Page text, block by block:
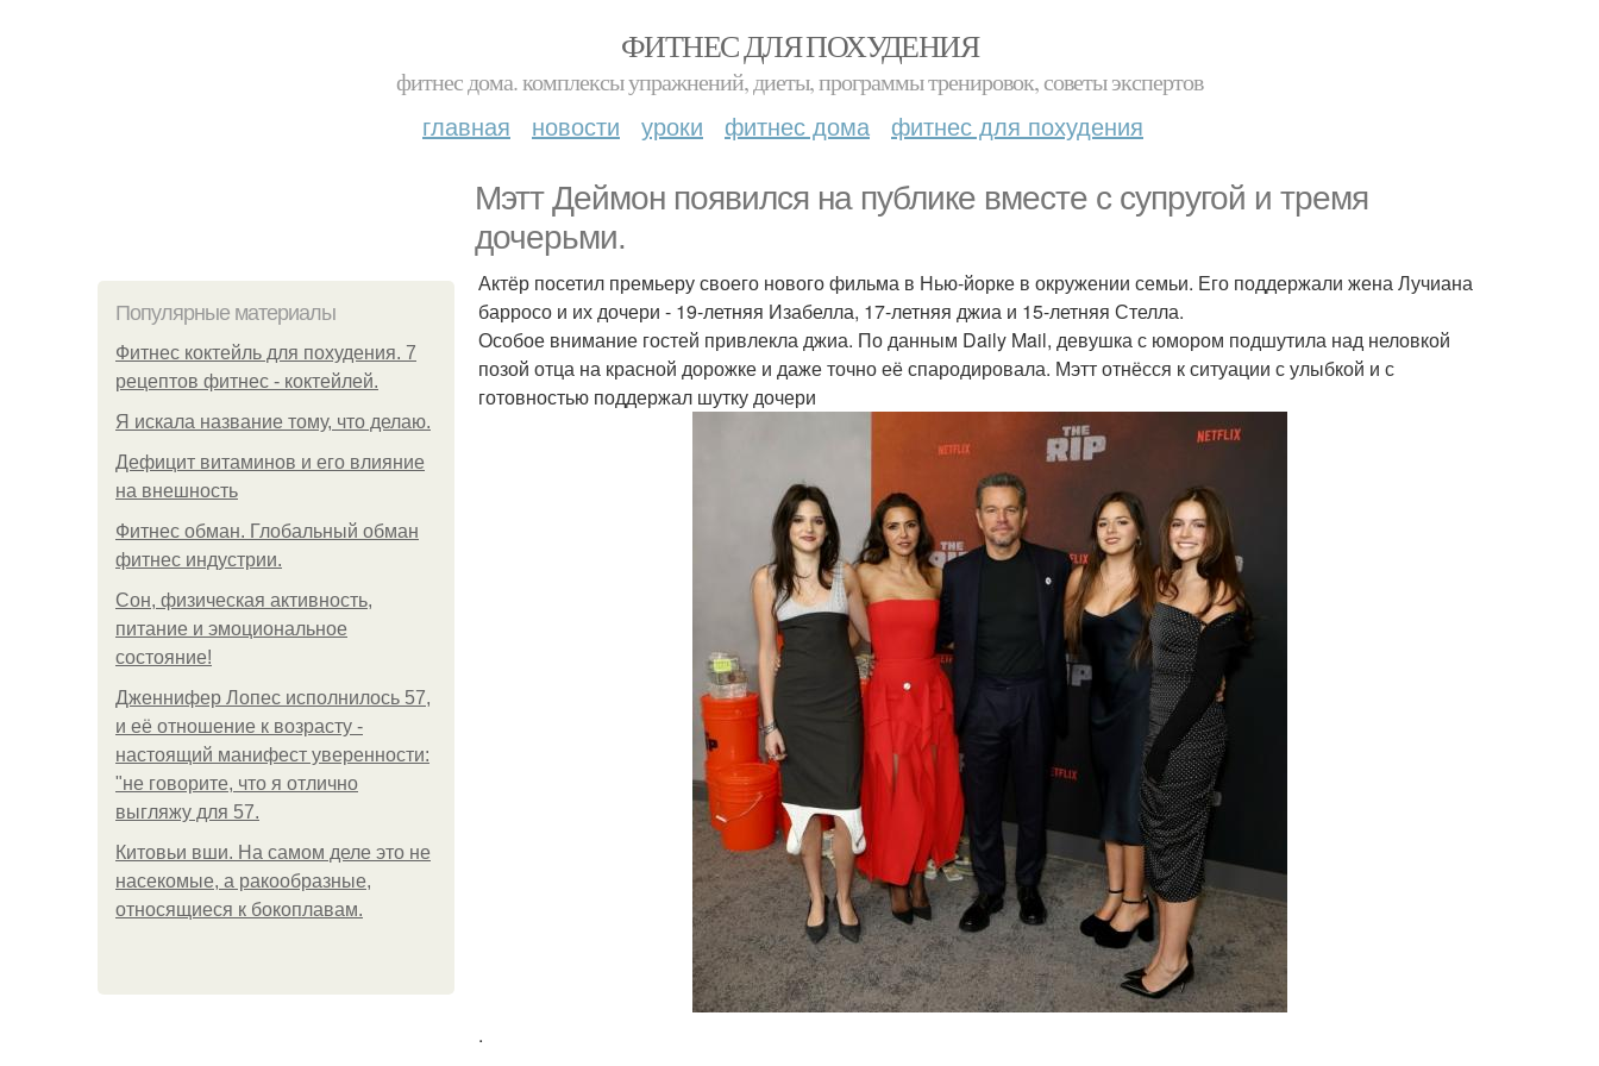
ФИТНЕС ДЛЯ ПОХУДЕНИЯ
фитнес дома. комплексы упражнений, диеты, программы тренировок, советы экспертов
главная новости уроки фитнес дома фитнес для похудения
Мэтт Деймон появился на публике вместе с супругой и тремя
дочерьми.
Популярные материалы
Фитнес коктейль для похудения. 7
рецептов фитнес - коктейлей.
Я искала название тому, что делаю.
Дефицит витаминов и его влияние
на внешность
Фитнес обман. Глобальный обман
фитнес индустрии.
Сон, физическая активность,
питание и эмоциональное
состояние!
Дженнифер Лопес исполнилось 57,
и её отношение к возрасту -
настоящий манифест уверенности:
"не говорите, что я отлично
выгляжу для 57.
Китовьи вши. На самом деле это не
насекомые, а ракообразные,
относящиеся к бокоплавам.
Актёр посетил премьеру своего нового фильма в Нью-йорке в окружении семьи. Его поддержали жена Лучиана
барросо и их дочери - 19-летняя Изабелла, 17-летняя джиа и 15-летняя Стелла.
Особое внимание гостей привлекла джиа. По данным Daily Mail, девушка с юмором подшутила над неловкой
позой отца на красной дорожке и даже точно её спародировала. Мэтт отнёсся к ситуации с улыбкой и с
готовностью поддержал шутку дочери
.